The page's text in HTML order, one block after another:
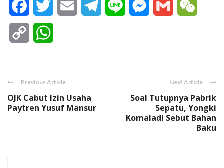
FacebookTwitter Email Telegram
Line Messenger
Gmail
Copy
Previous Article
OJK Cabut Izin Usaha
Paytren Yusuf Mansur
Next Article
Soal Tutupnya Pabrik
Sepatu, Yongki
Komaladi Sebut Bahan
Baku